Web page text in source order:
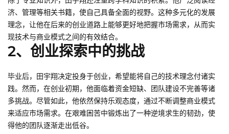
济、管理等相关书籍，使自己具备全面的视野。这种多元化的发展
理念，让他在后来的创业道路上能够更好地把握市场需求，从而实
现技术与商业模式之间的有效结合。
2、创业探索中的挑战
毕业后，田宇翔决定投身于创业，希望能将自己的技术理念付诸实
践。然而，在创业初期，他面临着资金短缺、团队建设不完善等诸
多挑战。尽管如此，他依然保持乐观态度，通过不断调整商业模式
来适应市场需求。在艰难困苦中锻炼出了一种逆境求生的韧劲，使
得他的团队逐渐走出低谷。